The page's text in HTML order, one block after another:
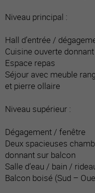
Niveau principal :
Hall d’entrée /
Cuisine ouverte
Espace repas
Séjour avec meuble
et pierre ollaire
Niveau supérieur :
Dégagement / fenêtre
Deux spacieuses
donnant sur balcon
Salle d’eau / bain /
Balcon boisé (Sud –